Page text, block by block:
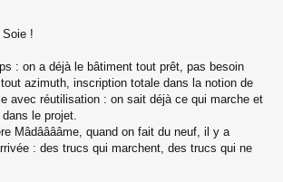
Soie !
: on a déjà le bâtiment tout prêt, pas besoin
azimuth, inscription totale dans la notion de
avec réutilisation : on sait déjà ce qui marche et
le projet.
Mâdââââme, quand on fait du neuf, il y a
: des trucs qui marchent, des trucs qui ne